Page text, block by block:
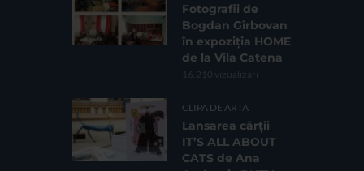
Fotografii de
Bogdan Gîrbovan
în expoziția HOME
de la Vila Catena
16.210 vizualizari
CLIPA DE ARTA
Lansarea cărții
IT’S ALL ABOUT
CATS de Ana